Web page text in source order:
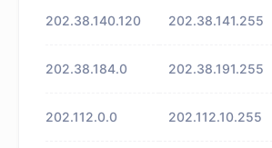
202.38.140.120 202.38.141.255
202.38.184.0 202.38.191.255
202.112.0.0 202.112.10.255